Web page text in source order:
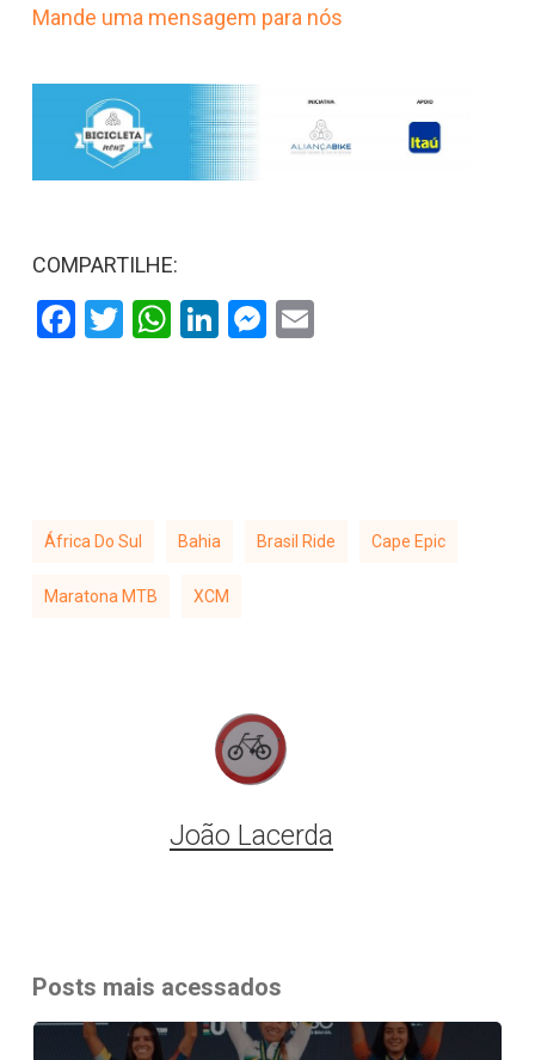
Mande uma mensagem para nós
COMPARTILHE:
Facebook
TwitterWhatsApp
LinkedIn
Messenger
África Do Sul Bahia Brasil Ride Cape Epic
Maratona MTB XCM
João Lacerda
Posts mais acessados